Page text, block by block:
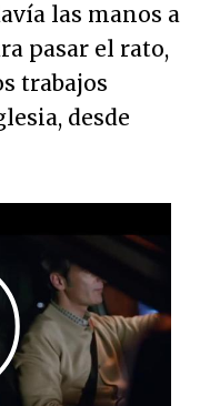
las manos a
pasar el rato,
trabajos
desde